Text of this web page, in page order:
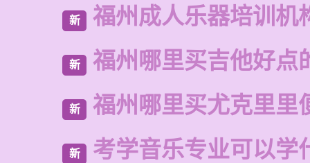
新 福州成人乐器培训机
新 福州哪里买吉他好点
新 福州哪里买尤克里里
新 考学音乐专业可以学